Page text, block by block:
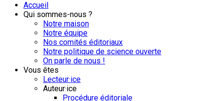
Accueil
Qui sommes-nous ?
Notre maison
Notre équipe
Nos comités éditoriaux
Notre politique de science ouverte
On parle de nous !
Vous êtes
Lecteur·ice
Auteur·ice
Procédure éditoriale